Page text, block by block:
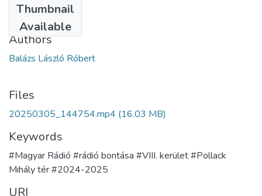
Thumbnail
Available
2025-03-05
Authors
Balázs László Róbert
Files
20250305_144754.mp4 (16.03 MB)
Keywords
#Magyar Rádió #rádió bontása #VIII. kerület #Pollack
Mihály tér #2024-2025
URI